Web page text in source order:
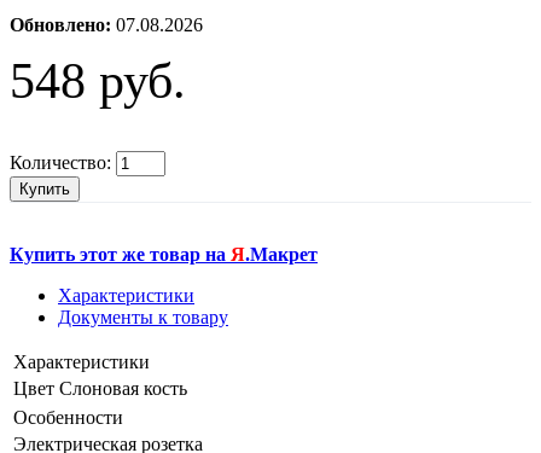
Обновлено: 07.08.2026
548 руб.
Количество:
Купить
Купить этот же товар на Я.Макрет
Характеристики
Документы к товару
Характеристики
Цвет Слоновая кость
Особенности
Электрическая розетка